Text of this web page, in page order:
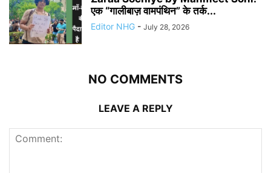
एक “गालीबाज़ वामपंथिन” के तर्क...
Editor NHG - July 28, 2026
NO COMMENTS
LEAVE A REPLY